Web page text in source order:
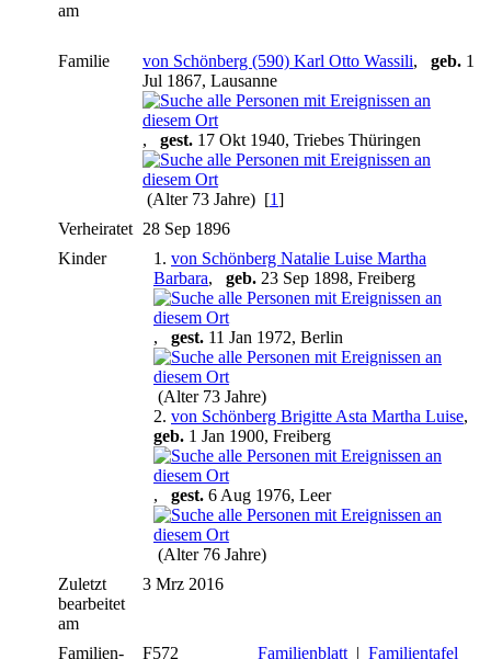
am
Familie von Schönberg (590) Karl Otto Wassili, geb. 1
Jul 1867, Lausanne
, gest. 17 Okt 1940, Triebes Thüringen
(Alter 73 Jahre) [1]
Verheiratet 28 Sep 1896
Kinder
1. von Schönberg Natalie Luise Martha
Barbara, geb. 23 Sep 1898, Freiberg
, gest. 11 Jan 1972, Berlin
(Alter 73 Jahre)
2. von Schönberg Brigitte Asta Martha Luise,
geb. 1 Jan 1900, Freiberg
, gest. 6 Aug 1976, Leer
(Alter 76 Jahre)
Zuletzt
bearbeitet
am
3 Mrz 2016
Familien- F572 Familienblatt | Familientafel